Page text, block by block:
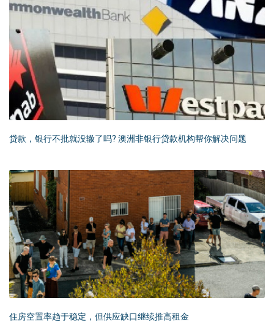
贷款，银行不批就没辙了吗? 澳洲非银行贷款机构帮你解决问题
住房空置率趋于稳定，但供应缺口继续推高租金